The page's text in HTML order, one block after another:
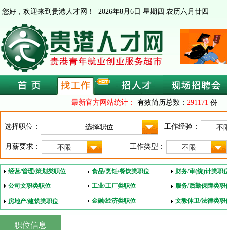
您好，欢迎来到贵港人才网！ 2026年8月6日 星期四 农历六月廿四
最新官方网站统计： 有效简历总数： 291171 份
选择职位： 工作经验： 不
月薪要求： 不限 工作类型： 不限
经营/管理/策划类职位 食品/烹饪/餐饮类职位 财务/审(统)计类职
公司文职类职位 工业/工厂类职位 服务/后勤保障类职
房地产/建筑类职位 金融/经济类职位 文教体卫/法律类职
职位信息